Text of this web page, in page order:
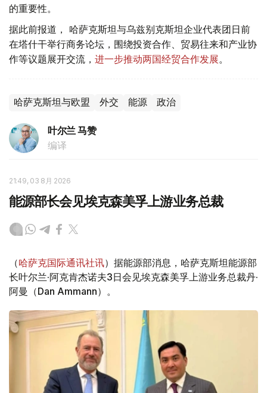
的重要性。
据此前报道， 哈萨克斯坦与乌兹别克斯坦企业代表团日前
在塔什干举行商务论坛，围绕投资合作、贸易往来和产业协
作等议题展开交流， 进一步推动两国经贸合作发展。
哈萨克斯坦与欧盟 外交 能源 政治
叶尔兰 马赞
编译
21:49, 03 8月 2026
能源部长会见埃克森美孚上游业务总裁
（哈萨克国际通讯社讯）据能源部消息，哈萨克斯坦能源部
长叶尔兰·阿克肯杰诺夫3日会见埃克森美孚上游业务总裁丹·
阿曼（Dan Ammann）。